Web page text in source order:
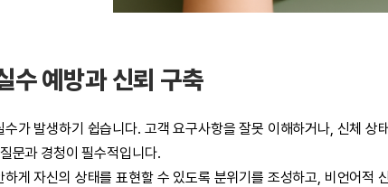
수 예방과 신뢰 구축
가 발생하기 쉽습니다. 고객 요구사항을 잘못 이해하거나, 신체
문과 경청이 필수적입니다.
게 자신의 상태를 표현할 수 있도록 분위기를 조성하고, 비언어